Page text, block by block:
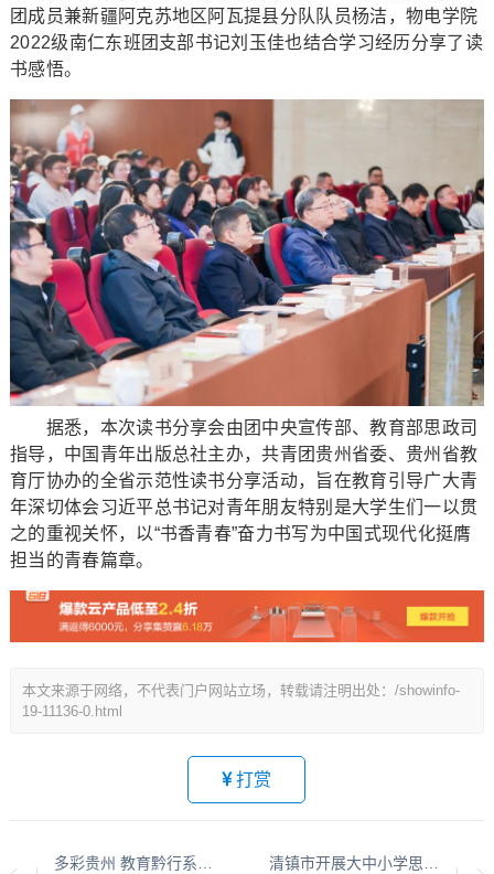
团成员兼新疆阿克苏地区阿瓦提县分队队员杨洁，物电学院
2022级南仁东班团支部书记刘玉佳也结合学习经历分享了读
书感悟。
据悉，本次读书分享会由团中央宣传部、教育部思政司
指导，中国青年出版总社主办，共青团贵州省委、贵州省教
育厅协办的全省示范性读书分享活动，旨在教育引导广大青
年深切体会习近平总书记对青年朋友特别是大学生们一以贯
之的重视关怀，以“书香青春”奋力书写为中国式现代化挺膺
担当的青春篇章。
本文来源于网络，不代表门户网站立场，转载请注明出处：/showinfo-
19-11136-0.html
打赏
多彩贵州 教育黔行系列报道之十 清镇市开展大中小学思政实践育人 一体化主题活动